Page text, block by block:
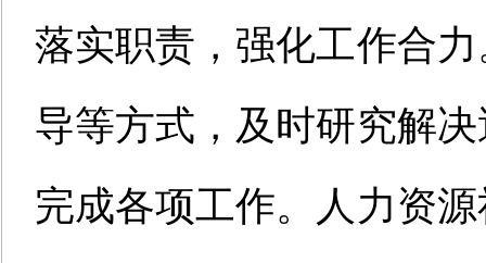
落实职责，强化工作合
导等方式， 及时研究解决
完成各项工作。人力资